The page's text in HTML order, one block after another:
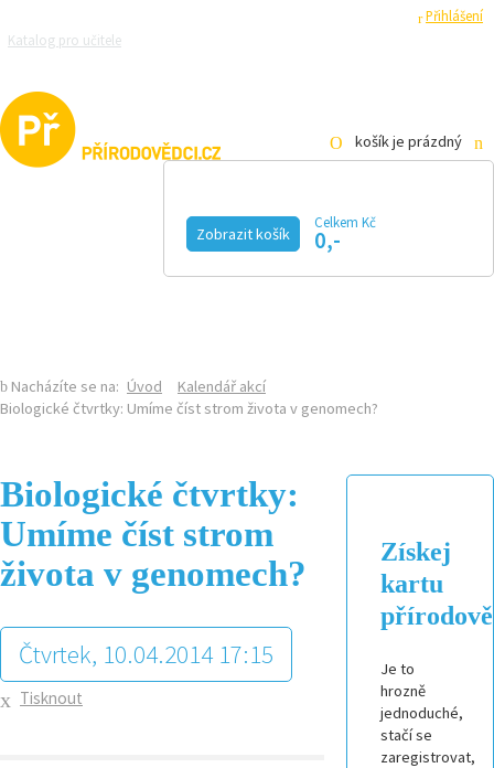
Přihlášení
Katalog pro učitele
košík je prázdný
Zobrazit košík
Celkem Kč
0,-
Nacházíte se na: Úvod
Kalendář akcí
Biologické čtvrtky: Umíme číst strom života v genomech?
Biologické čtvrtky:
Umíme číst strom
života v genomech?
Čtvrtek, 10.04.2014 17:15
Tisknout
Získej
kartu
Je to
hrozně
jednoduché,
stačí se
zaregistrovat,